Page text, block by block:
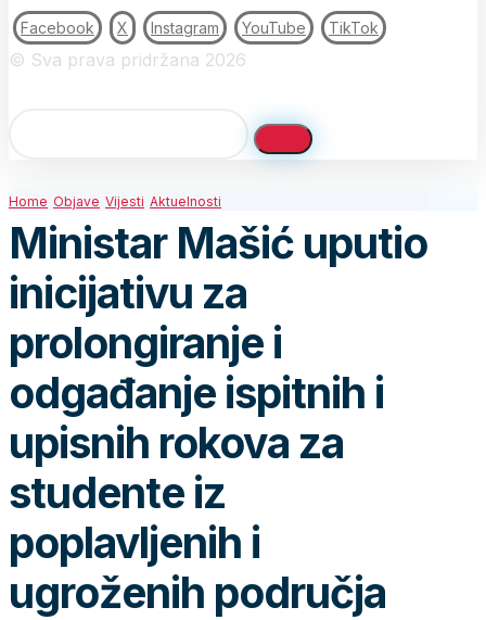
Facebook X Instagram YouTube TikTok
© Sva prava pridržana 2026
Home Objave Vijesti Aktuelnosti
Ministar Mašić uputio
inicijativu za
prolongiranje i
odgađanje ispitnih i
upisnih rokova za
studente iz
poplavljenih i
ugroženih područja